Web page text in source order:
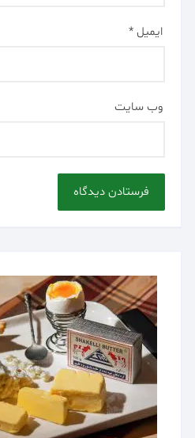
ایمیل*
وب‌ سایت